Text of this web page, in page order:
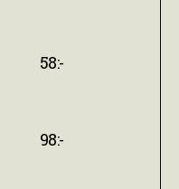
58:-
98:-